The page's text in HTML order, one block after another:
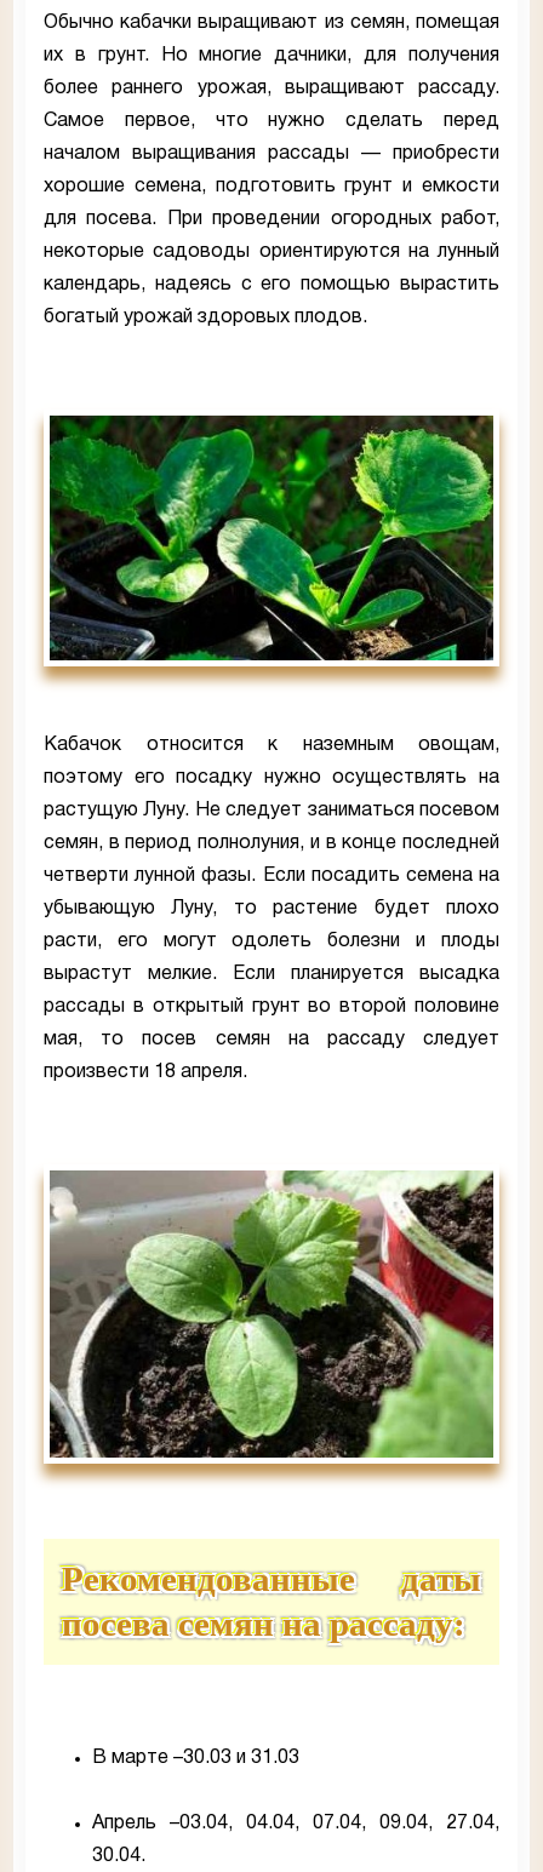
Обычно кабачки выращивают из семян, помещая
их в грунт. Но многие дачники, для получения
более раннего урожая, выращивают рассаду.
Самое первое, что нужно сделать перед
началом выращивания рассады — приобрести
хорошие семена, подготовить грунт и емкости
для посева. При проведении огородных работ,
некоторые садоводы ориентируются на лунный
календарь, надеясь с его помощью вырастить
богатый урожай здоровых плодов.
Кабачок относится к наземным овощам,
поэтому его посадку нужно осуществлять на
растущую Луну. Не следует заниматься посевом
семян, в период полнолуния, и в конце последней
четверти лунной фазы. Если посадить семена на
убывающую Луну, то растение будет плохо
расти, его могут одолеть болезни и плоды
вырастут мелкие. Если планируется высадка
рассады в открытый грунт во второй половине
мая, то посев семян на рассаду следует
произвести 18 апреля.
Рекомендованные даты
посева семян на рассаду:
В марте –30.03 и 31.03
Апрель –03.04, 04.04, 07.04, 09.04, 27.04,
30.04.